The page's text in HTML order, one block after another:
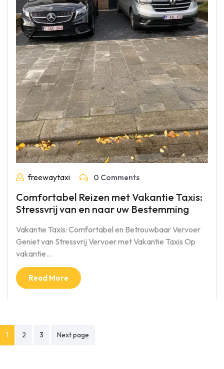
freewaytaxi 0 Comments
Comfortabel Reizen met Vakantie Taxis:
Stressvrij van en naar uw Bestemming
Vakantie Taxis: Comfortabel en Betrouwbaar Vervoer
Geniet van Stressvrij Vervoer met Vakantie Taxis Op
vakantie…
Read More
Berichtnavigatie
1 2 3 Next page